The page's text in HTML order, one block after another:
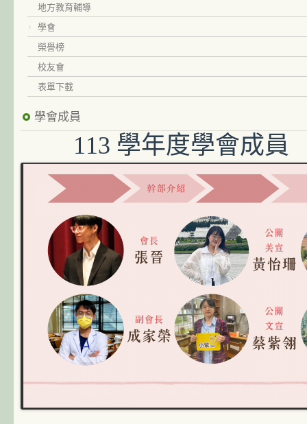
地方教育輔導
學會
榮譽榜
校友會
表單下載
學會成員
113 學年度學會成員